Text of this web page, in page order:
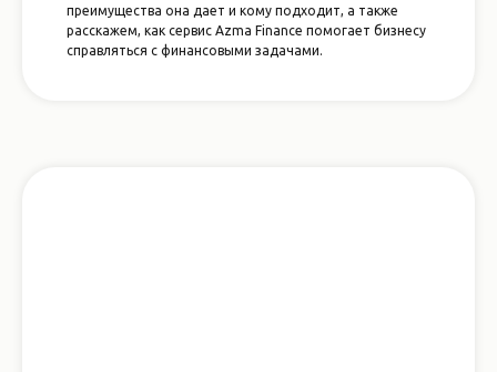
преимущества она дает и кому подходит, а также
расскажем, как сервис Azma Finance помогает бизнесу
справляться с финансовыми задачами.